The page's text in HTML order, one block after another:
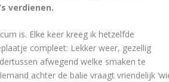
verdienen.
is. Elke keer kreeg ik hetzelfde
compleet: Lekker weer, gezellig
afwegend welke smaken te
achter de balie vraagt vriendelijk